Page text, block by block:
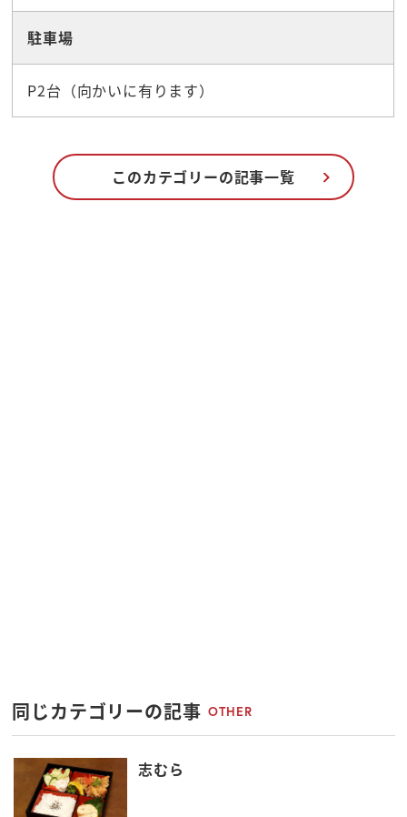
駐車場
P2台（向かいに有ります）
このカテゴリーの記事一覧
同じカテゴリーの記事 OTHER
志むら